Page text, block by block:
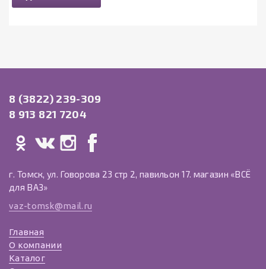
8 (3822) 239-309
8 913 821 7204
г. Томск, ул. Говорова 23 стр 2, павильон 17. магазин «ВСЁ
для ВАЗ»
vaz-tomsk@mail.ru
Главная
О компании
Каталог